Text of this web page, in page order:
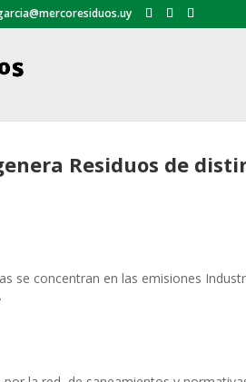
Residuos de
se concentran en las emisiones